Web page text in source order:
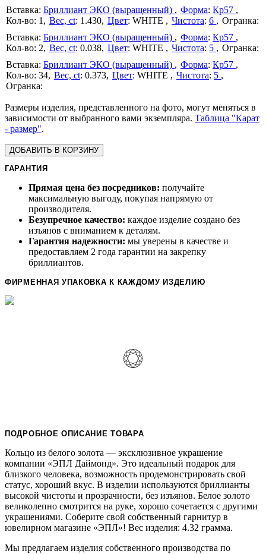
Бриллиант ЭКО (выращенный) Форма: Кр57
1
Вес, ct: 1.430 Цвет: WHITE Чистота: 6
Бриллиант ЭКО (выращенный)
Форма: Кр57
2
Вес, ct: 0.038 Цвет: WHITE Чистота: 5
Бриллиант ЭКО (выращенный)
Форма: Кр57
34 Вес, ct: 0.373 Цвет: WHITE Чистота: 5
Размеры изделия, представленного на фото, могут меняться в
зависимости от выбранного вами экземпляра. Таблица "Карат
- размер".
ДОБАВИТЬ В КОРЗИНУ
ГАРАНТИЯ
Прямая цена без посредников: получайте
максимальную выгоду, покупая напрямую от
производителя.
Безупречное качество: каждое изделие создано без
изъянов с вниманием к деталям.
Гарантия надежности: мы уверены в качестве и
предоставляем 2 года гарантии на закрепку
бриллиантов.
ФИРМЕННАЯ УПАКОВКА К КАЖДОМУ ИЗДЕЛИЮ
ПОДРОБНОЕ ОПИСАНИЕ ТОВАРА
Кольцо из белого золота — эксклюзивное украшение
компании «ЭПЛ Даймонд». Это идеальный подарок для
близкого человека, возможность продемонстрировать свой
статус, хороший вкус. В изделии используются бриллианты
высокой чистоты и прозрачности, без изъянов. Белое золото
великолепно смотрится на руке, хорошо сочетается с другими
украшениями. Соберите свой собственный гарнитур в
ювелирном магазине «ЭПЛ»! Вес изделия: 4.32 грамма.
Мы предлагаем изделия собственного производства по